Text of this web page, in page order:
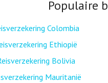
Populaire
Colombia
Ethiopië
Bolivia
Mauritanië